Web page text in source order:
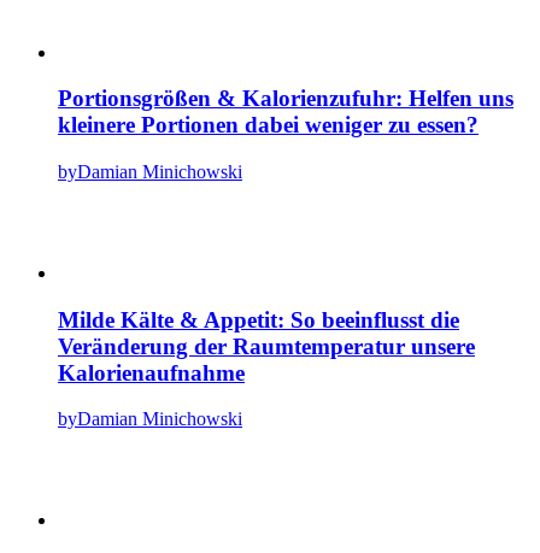
Portionsgrößen & Kalorienzufuhr: Helfen uns
kleinere Portionen dabei weniger zu essen?
byDamian Minichowski
Milde Kälte & Appetit: So beeinflusst die
Veränderung der Raumtemperatur unsere
Kalorienaufnahme
byDamian Minichowski